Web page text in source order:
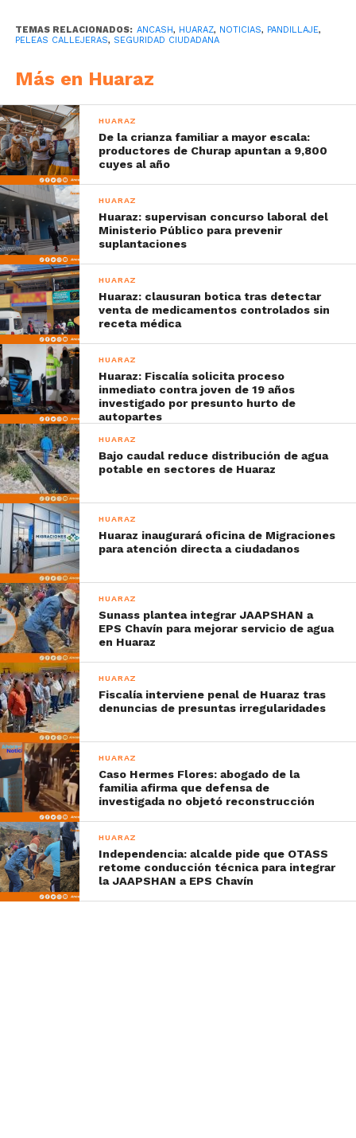
TEMAS RELACIONADOS: ANCASH, HUARAZ, NOTICIAS, PANDILLAJE,
PELEAS CALLEJERAS, SEGURIDAD CIUDADANA
Más en Huaraz
HUARAZ
De la crianza familiar a mayor escala:
productores de Churap apuntan a 9,800
cuyes al año
HUARAZ
Huaraz: supervisan concurso laboral del
Ministerio Público para prevenir
suplantaciones
HUARAZ
Huaraz: clausuran botica tras detectar
venta de medicamentos controlados sin
receta médica
HUARAZ
Huaraz: Fiscalía solicita proceso
inmediato contra joven de 19 años
investigado por presunto hurto de
autopartes
HUARAZ
Bajo caudal reduce distribución de agua
potable en sectores de Huaraz
HUARAZ
Huaraz inaugurará oficina de Migraciones
para atención directa a ciudadanos
HUARAZ
Sunass plantea integrar JAAPSHAN a
EPS Chavín para mejorar servicio de agua
en Huaraz
HUARAZ
Fiscalía interviene penal de Huaraz tras
denuncias de presuntas irregularidades
HUARAZ
Caso Hermes Flores: abogado de la
familia afirma que defensa de
investigada no objetó reconstrucción
HUARAZ
Independencia: alcalde pide que OTASS
retome conducción técnica para integrar
la JAAPSHAN a EPS Chavín